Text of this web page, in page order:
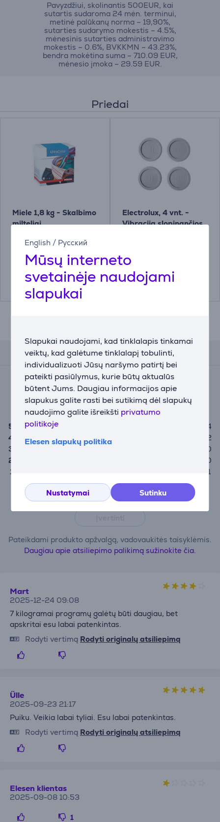
English / Русский
Mūsų interneto
svetainėje naudojami
slapukai
Slapukai naudojami, kad tinklalapis tinkamai
veiktų, kad galėtume tinklalapį tobulinti,
individualizuoti Jūsų naršymo patirtį bei
pateikti pasiūlymus, kurie būtų aktualūs
būtent Jums. Daugiau informacijos apie
slapukus galite rasti bei sutikimą dėl slapukų
naudojimo galite išreikšti privatumo
politikoje
Elesen slapukų politika
Nustatymai Sutinku
Pavyzdžiui, skolinantis 500EUR, kai
sutartis sudaroma 24 mėn. terminui,
metinė palūkanų norma – 19,90%,
sutarties sudarymo mokestis – 4.5%,
mėnesinis sutarties administravimo
mokestis – 0.6%, BVKKMN – 43.23%,
bendra mokėtina suma – 710.09 EUR,
mėnesio įmoka – 29.59 EUR.
Priedai
Miele 1,8 kg - Skalbimo
milteliai
10459790
Kaina:
34.99 €
Electrolux, 4 vnt. -
Vibraciją slopinančios
Kaina:
8.99 €
Atsiliepimai
Įvertinimas
(7)
4,1
5
4
4
2
3
0
2
0
1
1
Įvertinti prekę gali tik ją įsigiję vartotojai.
Pateikdami produkto apžvalgą, vadovaukitės taisyklėmis.
Daugiau apie atsiliepimo palikimą sužinokite čia.
Mart
2025-12-24 09:08
7 kilogramai programų galėtų būti daugiau, bet
apskritai esu labai patenkintas.
Rodyti vertimą Rodyti originalų atsiliepimą
Ülle
2025-09-23 21:17
Puiku. Veikia labai tyliai. Esu labai patenkintas.
Rodyti vertimą Rodyti originalų atsiliepimą
Elesen klientas
2025-09-08 10:53
1